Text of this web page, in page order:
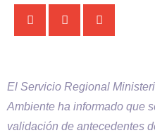
El Servicio Regional
Ambiente ha informado que
validación de antecedentes